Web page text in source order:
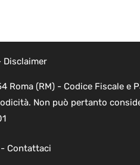
Disclaimer
Roma (RM) - Codice Fiscale e
Non può pertanto
Contattaci